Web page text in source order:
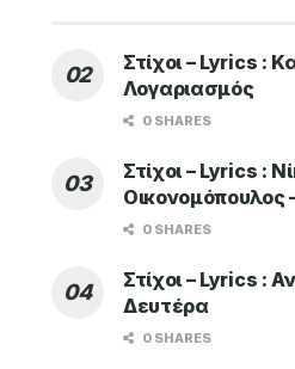
Στίχοι – Lyrics :
Λογαριασμός
0 SHARES
Στίχοι – Lyrics :
Οικονομόπουλος
0 SHARES
Στίχοι – Lyrics :
Δευτέρα
0 SHARES